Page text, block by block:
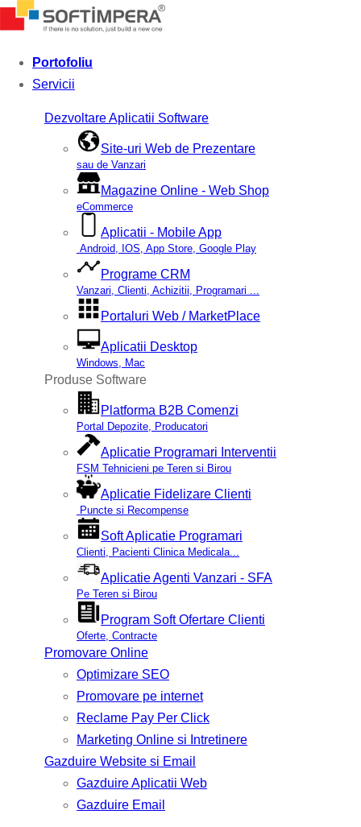
Portofoliu
Servicii
Dezvoltare Aplicatii Software
Site-uri Web de Prezentare
sau de Vanzari
Magazine Online - Web Shop
eCommerce
Aplicatii - Mobile App
Android, IOS, App Store, Google Play
Programe CRM
Vanzari, Clienti, Achizitii, Programari ...
Portaluri Web / MarketPlace
Aplicatii Desktop
Windows, Mac
Produse Software
Platforma B2B Comenzi
Portal Depozite, Producatori
Aplicatie Programari Interventii
FSM Tehnicieni pe Teren si Birou
Aplicatie Fidelizare Clienti
Puncte si Recompense
Soft Aplicatie Programari
Clienti, Pacienti Clinica Medicala...
Aplicatie Agenti Vanzari - SFA
Pe Teren si Birou
Program Soft Ofertare Clienti
Oferte, Contracte
Promovare Online
Optimizare SEO
Promovare pe internet
Reclame Pay Per Click
Marketing Online si Intretinere
Gazduire Website si Email
Gazduire Aplicatii Web
Gazduire Email